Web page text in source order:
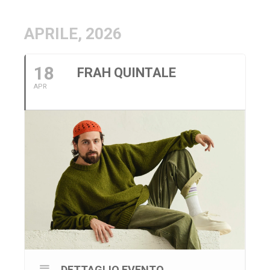
APRILE, 2026
18
APR
FRAH QUINTALE